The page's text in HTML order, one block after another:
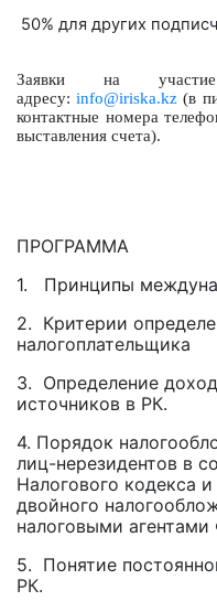
50% для других
Заявки на
адресу:info@iriska.kz (в
контактные номера
выставления счета).
ПРОГРАММА
1. Принципы
2. Критерии
налогоплательщика
3. Определение
источников в РК.
4. Порядок
лиц-нерезидентов в
Налогового кодекса
двойного
налоговыми
5. Понятие
РК.